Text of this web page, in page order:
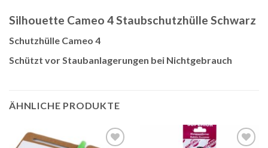
Silhouette Cameo 4 Staubschutzhülle Schwarz
Schutzhülle Cameo 4
Schützt vor Staubanlagerungen bei Nichtgebrauch
ÄHNLICHE PRODUKTE